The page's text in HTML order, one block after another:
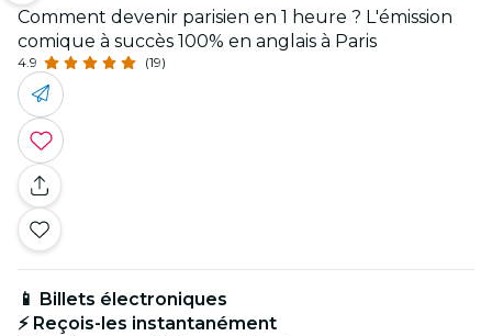
Comment devenir parisien en 1 heure ? L'émission
comique à succès 100% en anglais à Paris
4.9 (19)
📱 Billets électroniques
⚡ Reçois-les instantanément